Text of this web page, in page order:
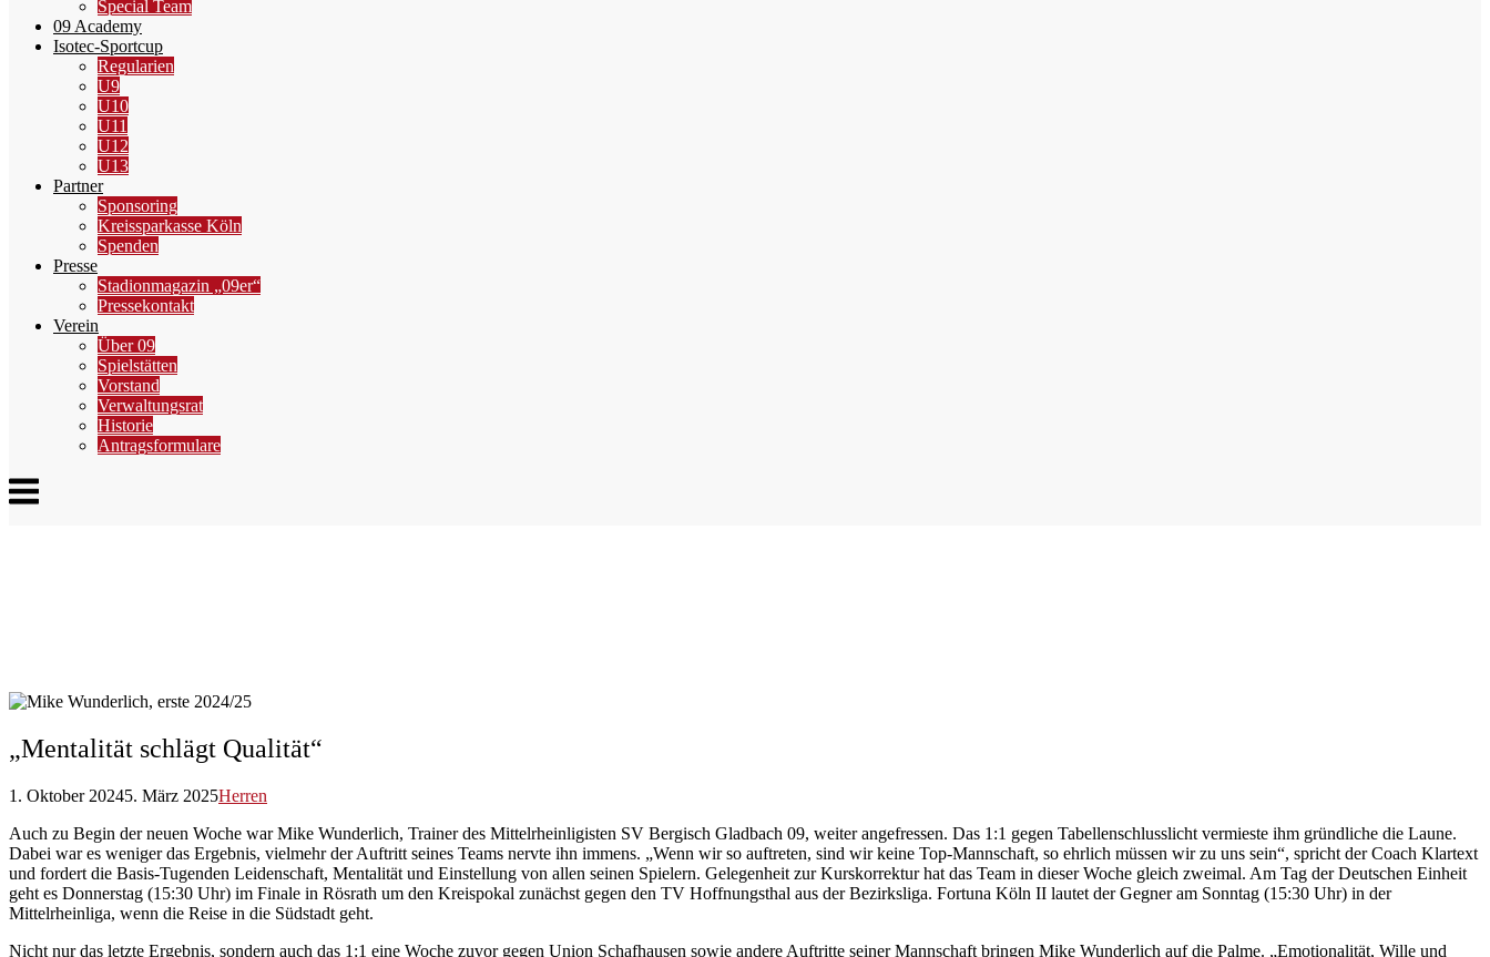
Special Team
09 Academy
Isotec-Sportcup
Regularien
U9
U10
U11
U12
U13
Partner
Sponsoring
Kreissparkasse Köln
Spenden
Presse
Stadionmagazin „09er“
Pressekontakt
Verein
Über 09
Spielstätten
Vorstand
Verwaltungsrat
Historie
Antragsformulare
Menu
„Mentalität schlägt Qualität“
1. Oktober 20245. März 2025Herren
Auch zu Begin der neuen Woche war Mike Wunderlich, Trainer des Mittelrheinligisten SV Bergisch Gladbach 09, weiter angefressen. Das 1:1 gegen Tabellenschlusslicht vermieste ihm gründliche die Laune.
Dabei war es weniger das Ergebnis, vielmehr der Auftritt seines Teams nervte ihn immens. „Wenn wir so auftreten, sind wir keine Top-Mannschaft, so ehrlich müssen wir zu uns sein“, spricht der Coach Klartext
und fordert die Basis-Tugenden Leidenschaft, Mentalität und Einstellung von allen seinen Spielern. Gelegenheit zur Kurskorrektur hat das Team in dieser Woche gleich zweimal. Am Tag der Deutschen Einheit
geht es Donnerstag (15:30 Uhr) im Finale in Rösrath um den Kreispokal zunächst gegen den TV Hoffnungsthal aus der Bezirksliga. Fortuna Köln II lautet der Gegner am Sonntag (15:30 Uhr) in der
Mittelrheinliga, wenn die Reise in die Südstadt geht.
Nicht nur das letzte Ergebnis, sondern auch das 1:1 eine Woche zuvor gegen Union Schafhausen sowie andere Auftritte seiner Mannschaft bringen Mike Wunderlich auf die Palme. „Emotionalität, Wille und